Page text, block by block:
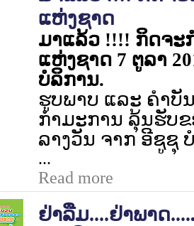
ແຫ່ງຊາດ
ມາ​ແລ້ວ !!!! ກິດຈະ​
ແຫ່ງ​ຊາດ 7 ຕູ​ລາ
ບໍລິການ.
ຮູບ​ພາບ​ ​ແລະ ຄຳ​ບັ
ກຳມະການ ລຸ້ນຮັບ​ຂ
ລາງວັນ ຈາກ ອີ​ຊູ​ຊຸ
...
Read more
ຢ່າລືມ....ຢ່າພາດ